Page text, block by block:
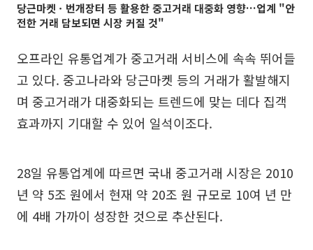
당근마켓ㆍ번개장터 등 활용한 중고거래 대중화 영향…업계 "안
전한 거래 담보되면 시장 커질 것"
오프라인 유통업계가 중고거래 서비스에 속속 뛰어들
고 있다. 중고나라와 당근마켓 등의 거래가 활발해지
며 중고거래가 대중화되는 트렌드에 맞는 데다 집객
효과까지 기대할 수 있어 일석이조다.
28일 유통업계에 따르면 국내 중고거래 시장은 2010
년 약 5조 원에서 현재 약 20조 원 규모로 10여 년 만
에 4배 가까이 성장한 것으로 추산된다.